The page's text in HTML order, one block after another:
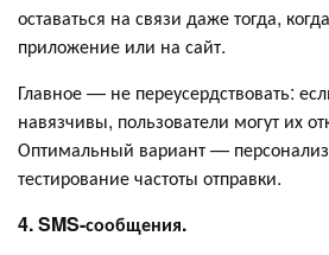
оставаться на связи даже тогда,
приложение или на сайт.
Главное — не переусердствовать:
навязчивы, пользователи могут их
Оптимальный вариант —
тестирование частоты отправки.
4. SMS-сообщения.